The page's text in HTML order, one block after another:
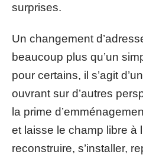
surprises.
Un changement
beaucoup plus qu’un
pour certains, il s’agit
ouvrant sur d’autres
la prime
et laisse le champ libre à
reconstruire, s’installer,